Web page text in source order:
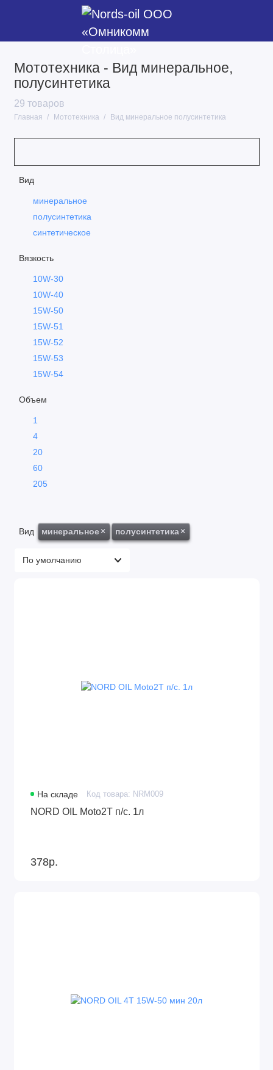
Мототехника - Вид минеральное,
полусинтетика
29 товаров
Главная Мототехника Вид минеральное полусинтетика
Вид
минеральное
полусинтетика
синтетическое
Вязкость
10W-30
10W-40
15W-50
15W-51
15W-52
15W-53
15W-54
Объем
1
4
20
60
205
Вид минеральное × полусинтетика ×
2Т масла
4Т масла
Масла для снегоходов
На складе Код товара: NRM009
NORD OIL Moto2Т п/с. 1л
378р.